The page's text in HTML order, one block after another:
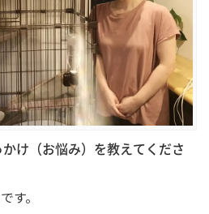
け（お悩み）を教えてくださ
す。